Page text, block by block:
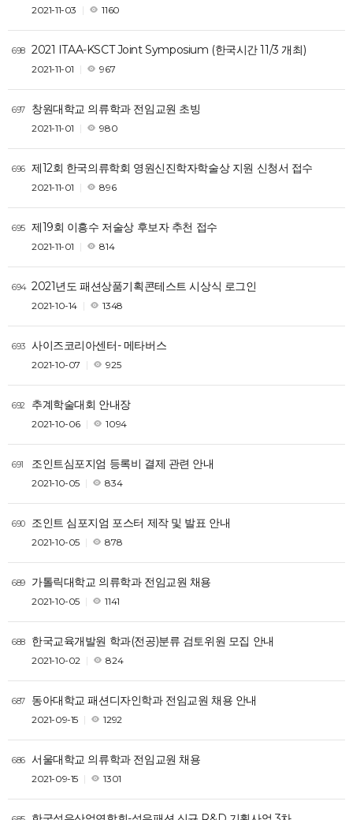
2021-11-03 1160
698 2021 ITAA-KSCT Joint Symposium (한국시간 11/3 개최)
2021-11-01 967
697 창원대학교 의류학과 전임교원 초빙
2021-11-01 980
696 제12회 한국의류학회 영원신진학자학술상 지원 신청서 접수
2021-11-01 896
695 제19회 이흥수 저술상 후보자 추천 접수
2021-11-01 814
694 2021년도 패션상품기획콘테스트 시상식 로그인
2021-10-14 1348
693 사이즈코리아센터- 메타버스
2021-10-07 925
692 추계학술대회 안내장
2021-10-06 1094
691 조인트심포지엄 등록비 결제 관련 안내
2021-10-05 834
690 조인트 심포지엄 포스터 제작 및 발표 안내
2021-10-05 878
689 가톨릭대학교 의류학과 전임교원 채용
2021-10-05 1141
688 한국교육개발원 학과(전공)분류 검토위원 모집 안내
2021-10-02 824
687 동아대학교 패션디자인학과 전임교원 채용 안내
2021-09-15 1292
686 서울대학교 의류학과 전임교원 채용
2021-09-15 1301